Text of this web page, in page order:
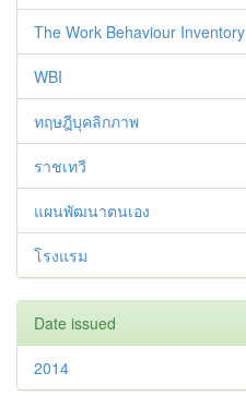
The Work Behaviour Inventory
WBI
ทฤษฎีบุคลิกภาพ
ราชเทวี
แผนพัฒนาตนเอง
โรงแรม
Date issued
2014